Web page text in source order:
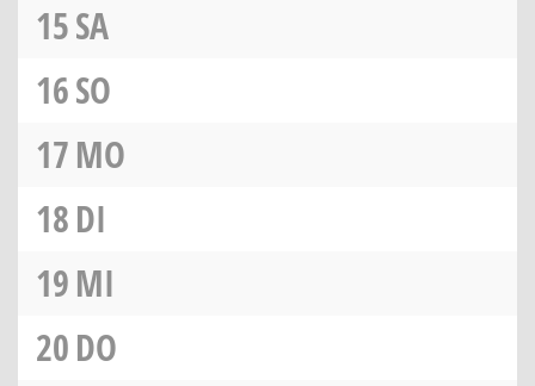
15SA
16SO
17MO
18DI
19MI
20DO